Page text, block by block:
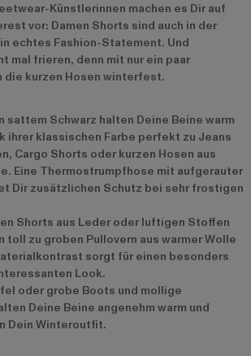
Künstlerinnen machen es Dir auf
vor: Damen Shorts sind auch in der
echtes Fashion-Statement. Und
mal frieren, denn mit nur ein paar
die kurzen Hosen winterfest.
sattem Schwarz halten Deine Beine warm
ihrer klassischen Farbe perfekt zu Jeans
Cargo Shorts oder kurzen Hosen aus
Eine Thermostrumpfhose mit aufgerauter
Dir zusätzlichen Schutz bei sehr frostigen
Shorts aus Leder oder luftigen Stoffen
toll zu groben Pullovern aus warmer Wolle
sorgt für einen besonders
Look.
oder grobe Boots und mollige
Deine Beine angenehm warm und
Dein Winteroutfit.